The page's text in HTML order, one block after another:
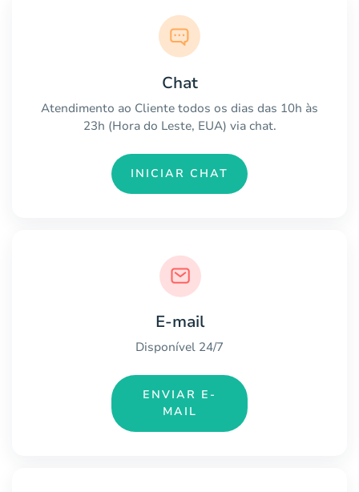
Chat
Atendimento ao Cliente todos os dias das 10h às
23h (Hora do Leste, EUA) via chat.
INICIAR CHAT
E-mail
Disponível 24/7
ENVIAR E-
MAIL